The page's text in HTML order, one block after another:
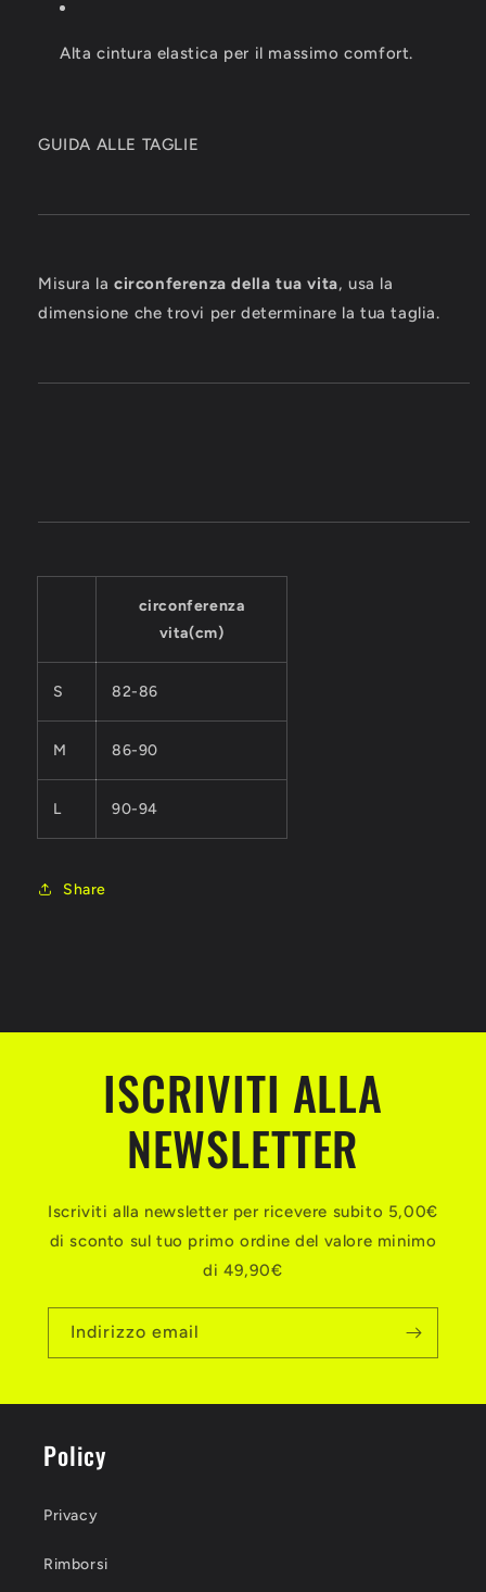
Alta cintura elastica per il massimo comfort.
GUIDA ALLE TAGLIE
Misura la circonferenza della tua vita, usa la
dimensione che trovi per determinare la tua taglia.
circonferenza
vita(cm)
S 82-86
M 86-90
L 90-94
Share
ISCRIVITI ALLA
NEWSLETTER
Iscriviti alla newsletter per ricevere subito 5,00€
di sconto sul tuo primo ordine del valore minimo
di 49,90€
Indirizzo email
Policy
Privacy
Rimborsi